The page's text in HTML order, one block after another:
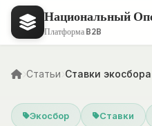
Национальный
Платформа B2B
Статьи Ставки
Экосбор Ставки